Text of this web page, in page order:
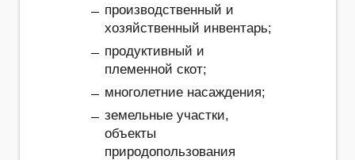
производственный и
хозяйственный инвентарь;
продуктивный и
племенной скот;
многолетние насаждения;
земельные участки,
объекты
природопользования